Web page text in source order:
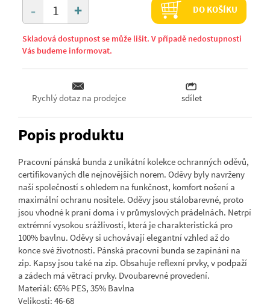
+
- DO KOŠÍKU
Skladová dostupnost se může lišit. V případě nedostupnosti
Vás budeme informovat.
Rychlý dotaz na prodejce sdílet
Popis produktu
Pracovní pánská bunda z unikátní kolekce ochranných oděvů,
certifikovaných dle nejnovějších norem. Oděvy byly navrženy
naší společností s ohledem na funkčnost, komfort nošení a
maximální ochranu nositele. Oděvy jsou stálobarevné, proto
jsou vhodné k praní doma i v průmyslových prádelnách. Netrpí
extrémní vysokou srážlivostí, která je charakteristická pro
100% bavlnu. Oděvy si uchovávají elegantní vzhled až do
konce své životnosti. Pánská pracovní bunda se zapínání na
zip. Kapsy jsou také na zip. Obsahuje reflexní prvky, v podpaží
a zádech má větrací prvky. Dvoubarevné provedení.
Materiál: 65% PES, 35% Bavlna
Velikosti: 46-68